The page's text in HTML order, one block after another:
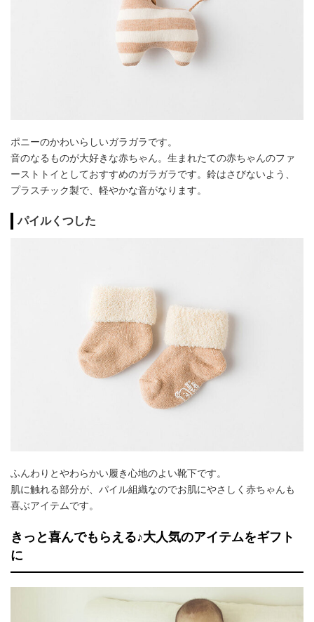
ポニーのかわいらしいガラガラです。
音のなるものが大好きな赤ちゃん。生まれたての赤ちゃんのファ
ーストトイとしておすすめのガラガラです。鈴はさびないよう、
プラスチック製で、軽やかな音がなります。
パイルくつした
ふんわりとやわらかい履き心地のよい靴下です。
肌に触れる部分が、パイル組織なのでお肌にやさしく赤ちゃんも
喜ぶアイテムです。
きっと喜んでもらえる♪大人気のアイテムをギフト
に